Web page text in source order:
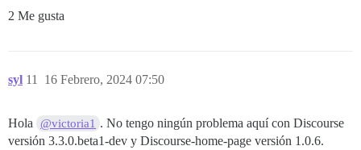
2 Me gusta
syl 16 Febrero, 2024 07:50
11
Hola @victoria1 . No tengo ningún problema aquí con Discourse
versión 3.3.0.beta1-dev y Discourse-home-page versión 1.0.6.